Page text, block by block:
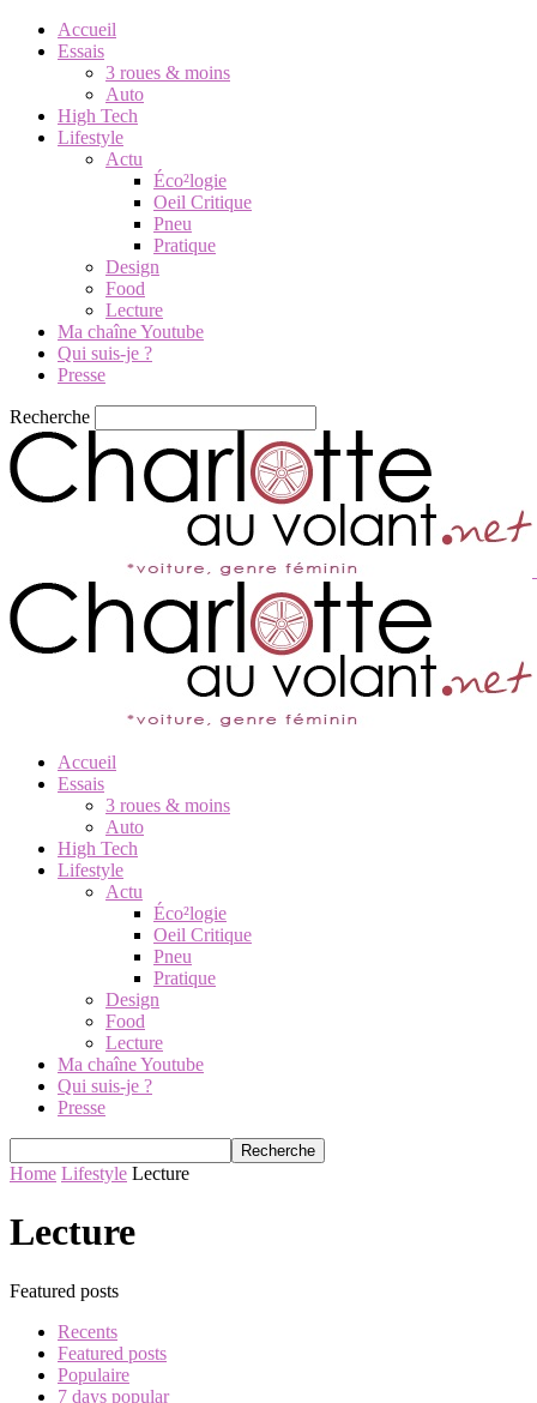
Accueil
Essais
3 roues & moins
Auto
High Tech
Lifestyle
Actu
Éco²logie
Oeil Critique
Pneu
Pratique
Design
Food
Lecture
Ma chaîne Youtube
Qui suis-je ?
Presse
Recherche
Accueil
Essais
3 roues & moins
Auto
High Tech
Lifestyle
Actu
Éco²logie
Oeil Critique
Pneu
Pratique
Design
Food
Lecture
Ma chaîne Youtube
Qui suis-je ?
Presse
Home Lifestyle Lecture
Lecture
Featured posts
Recents
Featured posts
Populaire
7 days popular